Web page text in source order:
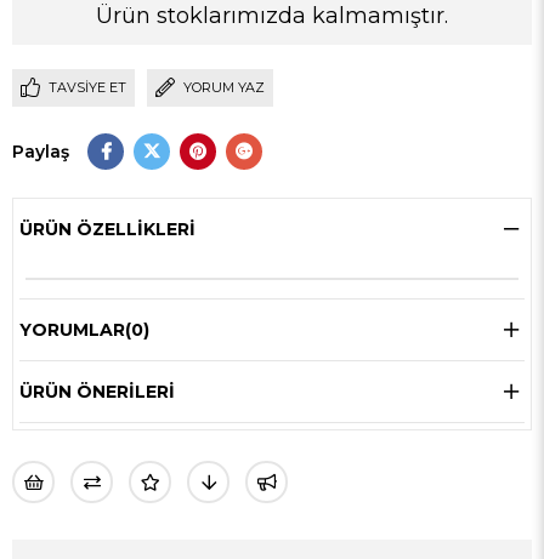
Ürün stoklarımızda kalmamıştır.
TAVSIYE ET YORUM YAZ
Paylaş
ÜRÜN ÖZELLIKLERI
YORUMLAR(0)
ÜRÜN ÖNERILERI